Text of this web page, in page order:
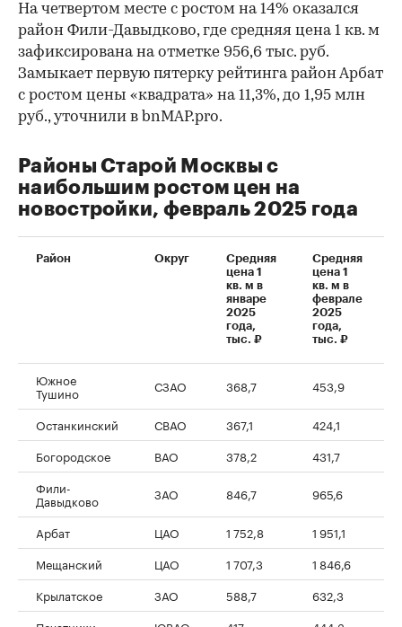
На четвертом месте с ростом на 14% оказался
район Фили-Давыдково, где средняя цена 1 кв. м
зафиксирована на отметке 956,6 тыс. руб.
Замыкает первую пятерку рейтинга район Арбат
с ростом цены «квадрата» на 11,3%, до 1,95 млн
руб., уточнили в bnMAP.pro.
Районы Старой Москвы с
наибольшим ростом цен на
новостройки, февраль 2025 года
Район Округ
Средняя
цена 1
кв. м в
январе
2025
года,
тыс. ₽
Средняя
цена 1
кв. м в
феврале
2025
года,
тыс. ₽
Южное
Тушино СЗАО 368,7 453,9
Останкинский СВАО 367,1 424,1
Богородское
ВАО 378,2 431,7
Фили-
Давыдково ЗАО 846,7 965,6
Арбат ЦАО 1 752,8 1 951,1
Мещанский
ЦАО 1 707,3 1 846,6
Крылатское
ЗАО 588,7 632,3